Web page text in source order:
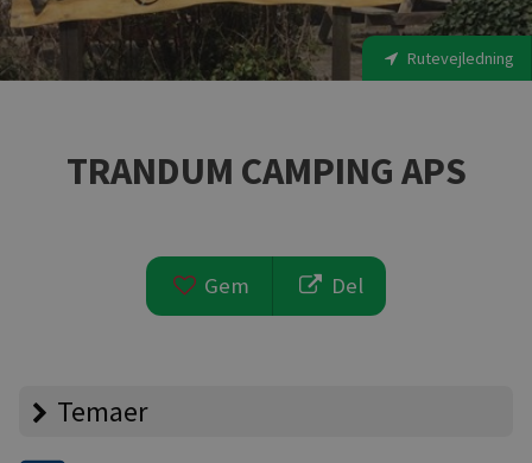
Rutevejledning
TRANDUM CAMPING APS
Gem Del
Temaer